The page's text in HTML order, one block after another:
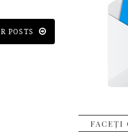
POSTS
FACEȚI